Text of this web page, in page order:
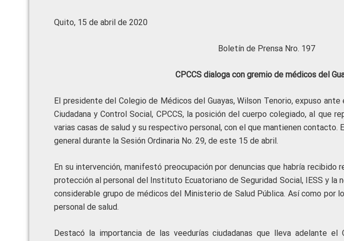
Quito, 15 de abril de 2020
Boletín de Prensa Nro. 197
CPCCS dialoga con gremio de médicos del
El presidente del Colegio de Médicos del Guayas, Wilson Tenorio, expuso
Ciudadana y Control Social, CPCCS, la posición del cuerpo colegiado, al que
varias casas de salud y su respectivo personal, con el que mantienen contacto.
general durante la Sesión Ordinaria No. 29, de este 15 de abril.
En su intervención, manifestó preocupación por denuncias que habría
protección al personal del Instituto Ecuatoriano de Seguridad Social, IESS y la
considerable grupo de médicos del Ministerio de Salud Pública. Así como por
personal de salud.
Destacó la importancia de las veedurías ciudadanas que lleva adelante el